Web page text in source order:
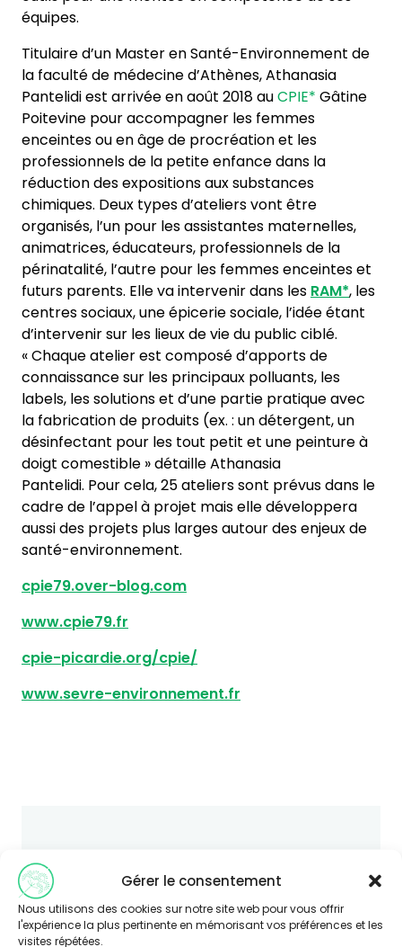
Gérer le consentement
Nous utilisons des cookies sur notre site web pour vous offrir
l'expérience la plus pertinente en mémorisant vos préférences et les
visites répétées.
équipes.
Titulaire d’un Master en Santé-Environnement de
la faculté de médecine d’Athènes, Athanasia
Pantelidi est arrivée en août 2018 auCPIE* Gâtine
Poitevine pour accompagner les femmes
enceintes ou en âge de procréation et les
professionnels de la petite enfance dans la
réduction des expositions aux substances
chimiques. Deux types d’ateliers vont être
organisés, l’un pour les assistantes maternelles,
animatrices, éducateurs, professionnels de la
périnatalité, l’autre pour les femmes enceintes et
futurs parents. Elle va intervenir dans les RAM*, les
centres sociaux, une épicerie sociale, l’idée étant
d’intervenir sur les lieux de vie du public ciblé.
« Chaque atelier est composé d’apports de
connaissance sur les principaux polluants, les
labels, les solutions et d’une partie pratique avec
la fabrication de produits (ex. : un détergent, un
désinfectant pour les tout petit et une peinture à
doigt comestible » détaille Athanasia
Pantelidi. Pour cela, 25 ateliers sont prévus dans le
cadre de l’appel à projet mais elle développera
aussi des projets plus larges autour des enjeux de
santé-environnement.
cpie79.over-blog.com
www.cpie79.fr
cpie-picardie.org/cpie/
www.sevre-environnement.fr
Vous souhaitez en savoir plus sur
cette thématique ?
Consultez le site Agir-ese.org, des ressources
pour agir en Éducation et promotion de la